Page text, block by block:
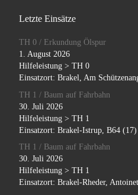
Letzte Einsätze
TH 0 / Erkundung Ölspur
1. August 2026
Hilfeleistung > TH 0
Einsatzort: Brakel, Am
TH 1 / Baum auf Fahrbahn
30. Juli 2026
Hilfeleistung > TH 1
Einsatzort: Brakel-Istrup, B64
TH 1 / Baum auf Fahrbahn
30. Juli 2026
Hilfeleistung > TH 1
Einsatzort: Brakel-Rheder,